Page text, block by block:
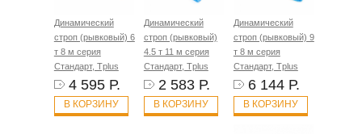
Динамический
строп (рывковый) 6
т 8 м серия
Стандарт, Tplus
4 595 Р.
В КОРЗИНУ
Динамический
строп (рывковый)
4.5 т 11 м серия
Стандарт, Tplus
2 583 Р.
В КОРЗИНУ
Динамический
строп (рывковый) 9
т 8 м серия
Стандарт, Tplus
6 144 Р.
В КОРЗИНУ